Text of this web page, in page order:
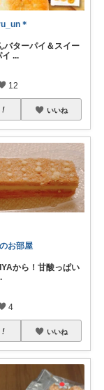
＊
バターパイ＆スイー
イ ...
12
いいね
お部屋
から！甘酸っぱい
4
いいね